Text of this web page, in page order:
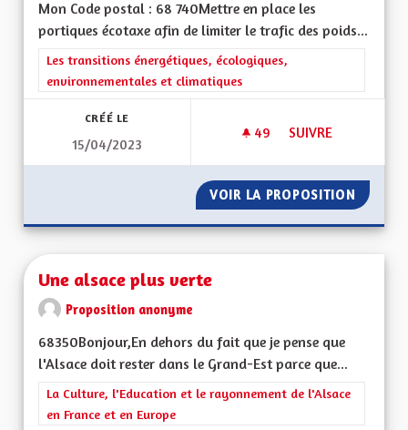
Mon Code postal : 68 740Mettre en place les
portiques écotaxe afin de limiter le trafic des poids...
Filtrer les résultats de la catégorie : Les transitions
Les transitions énergétiques, écologiques,
environnementales et climatiques
CRÉÉ LE
15/04/2023
49 49 ABONNÉS
SUIVRE
VOIR LA PROPOSITION
Une alsace plus verte
Proposition anonyme
68350Bonjour,En dehors du fait que je pense que
l'Alsace doit rester dans le Grand-Est parce que...
Filtrer les résultats de la catégorie : La Culture, l'Education et
La Culture, l'Education et le rayonnement de l'Alsace
en France et en Europe